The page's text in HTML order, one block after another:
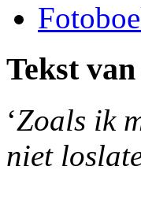
Tekst
‘Zoals ik
niet